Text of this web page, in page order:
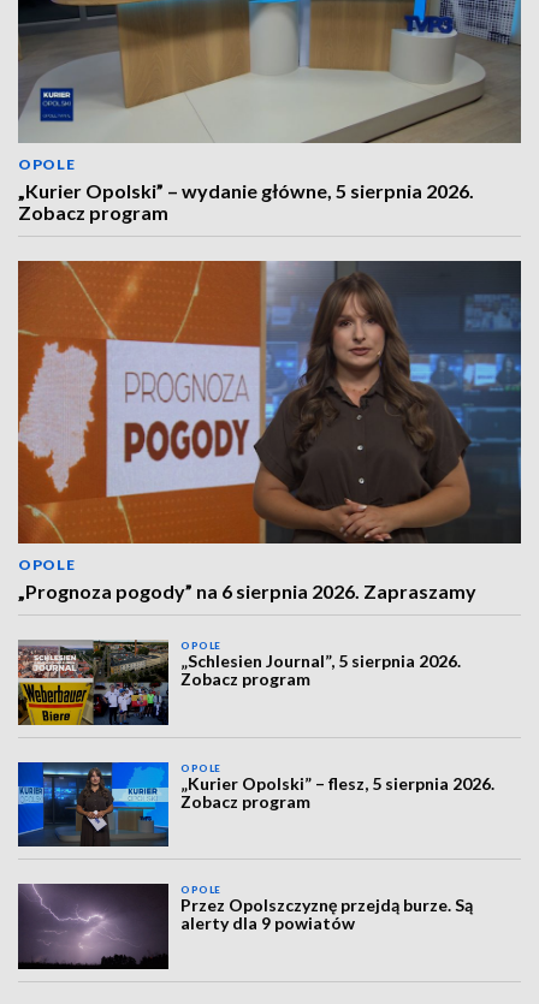
OPOLE
„Kurier Opolski” – wydanie główne, 5 sierpnia 2026.
Zobacz program
OPOLE
„Prognoza pogody” na 6 sierpnia 2026. Zapraszamy
OPOLE
„Schlesien Journal”, 5 sierpnia 2026.
Zobacz program
OPOLE
„Kurier Opolski” – flesz, 5 sierpnia 2026.
Zobacz program
OPOLE
Przez Opolszczyznę przejdą burze. Są
alerty dla 9 powiatów